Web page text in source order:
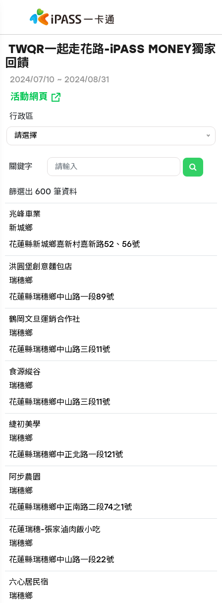
TWQR一起走花路-iPASS MONEY獨家
回饋
2024/07/10 ~ 2024/08/31
活動網頁
行政區
請選擇
關鍵字
篩選出 600 筆資料
兆峰車業
新城鄉
花蓮縣新城鄉嘉新村嘉新路52、56號
洪圓堡創意麵包店
瑞穗鄉
花蓮縣瑞穗鄉中山路一段89號
鶴岡文旦運銷合作社
瑞穗鄉
花蓮縣瑞穗鄉中山路三段11號
食源縱谷
瑞穗鄉
花蓮縣瑞穗鄉中山路三段11號
緁初美學
瑞穗鄉
花蓮縣瑞穗鄉中正北路一段121號
阿步農園
瑞穗鄉
花蓮縣瑞穗鄉中正南路二段74之1號
花蓮瑞穗-張家滷肉飯小吃
瑞穗鄉
花蓮縣瑞穗鄉中山路一段22號
六心居民宿
瑞穗鄉